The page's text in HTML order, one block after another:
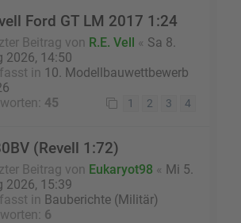
Ford GT LM 2017 1:24
Beitrag von R.E. Vell « Sa 8.
2026, 14:50
in 10. Modellbauwettbewerb
45 1 2 3 4
(Revell 1:72)
Beitrag von Eukaryot98 « Mi 5.
2026, 15:39
in Bauberichte (Militär)
6